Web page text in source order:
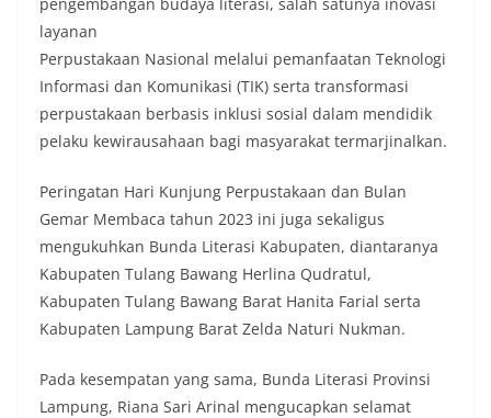
pengembangan budaya literasi, salah satunya inovasi
layanan
Perpustakaan Nasional melalui pemanfaatan Teknologi
Informasi dan Komunikasi (TIK) serta transformasi
perpustakaan berbasis inklusi sosial dalam mendidik
pelaku kewirausahaan bagi masyarakat termarjinalkan.
Peringatan Hari Kunjung Perpustakaan dan Bulan
Gemar Membaca tahun 2023 ini juga sekaligus
mengukuhkan Bunda Literasi Kabupaten, diantaranya
Kabupaten Tulang Bawang Herlina Qudratul,
Kabupaten Tulang Bawang Barat Hanita Farial serta
Kabupaten Lampung Barat Zelda Naturi Nukman.
Pada kesempatan yang sama, Bunda Literasi Provinsi
Lampung, Riana Sari Arinal mengucapkan selamat